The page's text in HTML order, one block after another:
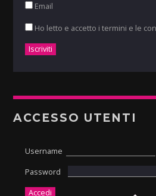
Email
Ho letto e accetto i termini e le
ACCESSO UTENTI
Username
Password